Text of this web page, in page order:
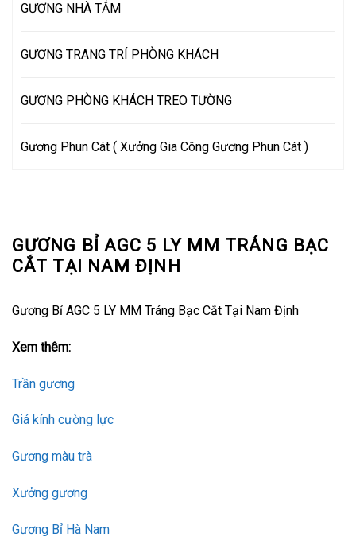
GƯƠNG BỈ AGC 5 LY MM TRÁNG BẠC
CẮT TẠI NAM ĐỊNH
Gương Bỉ AGC 5 LY MM Tráng Bạc Cắt Tại Nam Định
Xem thêm:
Trần gương
Giá kính cường lực
Gương màu trà
Xưởng gương
Gương Bỉ Hà Nam
GƯƠNG NHÀ TẮM
GƯƠNG TRANG TRÍ PHÒNG KHÁCH
GƯƠNG PHÒNG KHÁCH TREO TƯỜNG
Gương Phun Cát ( Xưởng Gia Công Gương Phun Cát )